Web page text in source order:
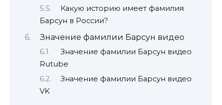
Какую историю имеет фамилия
Барсун в России?
Значение фамилии Барсун видео
Значение фамилии Барсун видео
Rutube
Значение фамилии Барсун видео
VK